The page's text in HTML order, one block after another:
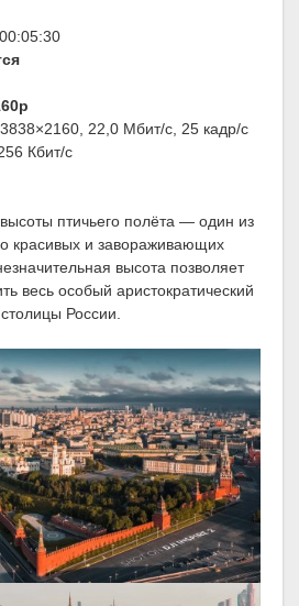
22,0 Мбит/с, 25 кадр/с
Кбит/с
птичьего полёта — один из
красивых и завораживающих
высота позволяет
весь особый аристократический
России.